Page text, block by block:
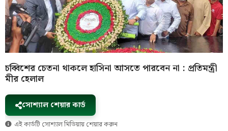
চব্বিশের চেতনা থাকলে হাসিনা আসতে পারবেন না : প্রতিমন্ত্রী
মীর হেলাল
সোশ্যাল শেয়ার কার্ড
এই কার্ডটি সোশ্যাল মিডিয়ায় শেয়ার করুন